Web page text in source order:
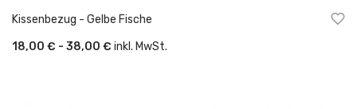
Kissenbezug - Gelbe Fische
18,00 € - 38,00 € inkl. MwSt.